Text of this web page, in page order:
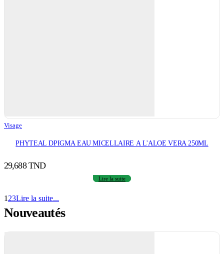
Visage
PHYTEAL DPIGMA EAU MICELLAIRE A L'ALOE VERA 250ML
29,688TND
Lire la suite
1 23Lire la suite...
Nouveautés